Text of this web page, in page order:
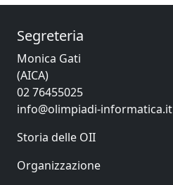
Segreteria
Monica Gati
(AICA)
02 76455025
info@olimpiadi-informatica.it
Storia delle OII
Organizzazione